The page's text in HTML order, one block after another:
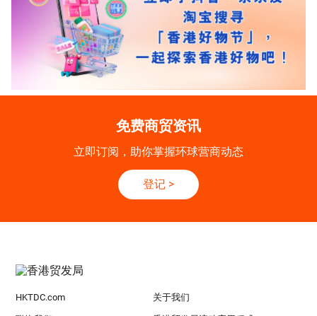
免费商贸资讯
立即订阅，助你掌握环球营商动态
登记 >
HKTDC.com 关于我们